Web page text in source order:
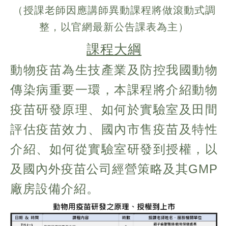
（授課老師因應講師異動課程將做滾動式調
整，以官網最新公告課表為主）
課程大綱
動物疫苗為生技產業及防控我國動物
傳染病重要一環，本課程將介紹動物
疫苗研發原理、如何於實驗室及田間
評估疫苗效力、國內市售疫苗及特性
介紹、如何從實驗室研發到授權，以
及國內外疫苗公司經營策略及其GMP
廠房設備介紹。